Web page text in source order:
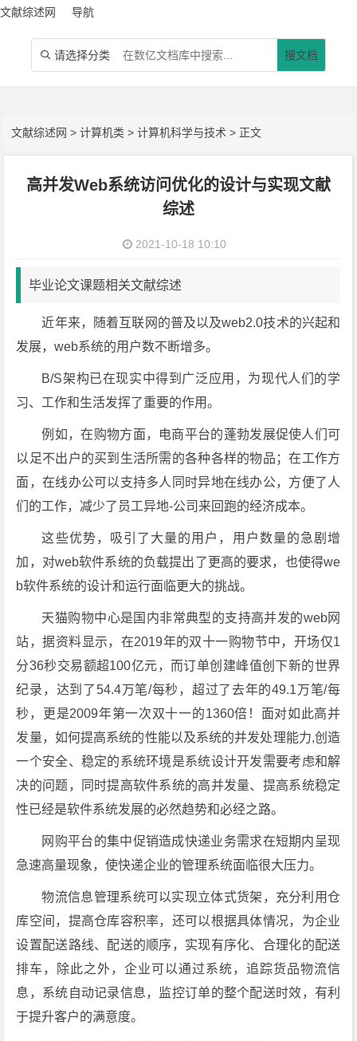
文献综述网 导航
 请选择分类 搜文档
文献综述网 >计算机类 >计算机科学与技术 > 正文
高并发Web系统访问优化的设计与实现文献
综述
2021-10-18 10:10
毕业论文课题相关文献综述
近年来，随着互联网的普及以及web2.0技术的兴起和
发展，web系统的用户数不断增多。
B/S架构已在现实中得到广泛应用，为现代人们的学
习、工作和生活发挥了重要的作用。
例如，在购物方面，电商平台的蓬勃发展促使人们可
以足不出户的买到生活所需的各种各样的物品；在工作方
面，在线办公可以支持多人同时异地在线办公，方便了人
们的工作，减少了员工异地-公司来回跑的经济成本。
这些优势，吸引了大量的用户，用户数量的急剧增
加，对web软件系统的负载提出了更高的要求，也使得we
b软件系统的设计和运行面临更大的挑战。
天猫购物中心是国内非常典型的支持高并发的web网
站，据资料显示，在2019年的双十一购物节中，开场仅1
分36秒交易额超100亿元，而订单创建峰值创下新的世界
纪录，达到了54.4万笔/每秒，超过了去年的49.1万笔/每
秒，更是2009年第一次双十一的1360倍！面对如此高并
发量，如何提高系统的性能以及系统的并发处理能力,创造
一个安全、稳定的系统环境是系统设计开发需要考虑和解
决的问题，同时提高软件系统的高并发量、提高系统稳定
性已经是软件系统发展的必然趋势和必经之路。
网购平台的集中促销造成快递业务需求在短期内呈现
急速高量现象，使快递企业的管理系统面临很大压力。
物流信息管理系统可以实现立体式货架，充分利用仓
库空间，提高仓库容积率，还可以根据具体情况，为企业
设置配送路线、配送的顺序，实现有序化、合理化的配送
排车，除此之外，企业可以通过系统，追踪货品物流信
息，系统自动记录信息，监控订单的整个配送时效，有利
于提升客户的满意度。